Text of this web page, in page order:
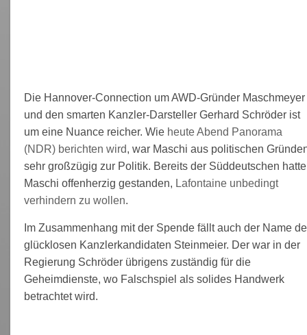
Die Hannover-Connection um AWD-Gründer Maschmeyer
und den smarten Kanzler-Darsteller Gerhard Schröder ist
um eine Nuance reicher. Wie heute Abend Panorama
(NDR) berichten wird, war Maschi aus politischen
sehr großzügig zur Politik. Bereits der Süddeutschen hatte
Maschi offenherzig gestanden, Lafontaine unbedingt
verhindern zu wollen.
Im Zusammenhang mit der Spende fällt auch der Name
glücklosen Kanzlerkandidaten Steinmeier. Der war in der
Regierung Schröder übrigens zuständig für die
Geheimdienste, wo Falschspiel als solides Handwerk
betrachtet wird.